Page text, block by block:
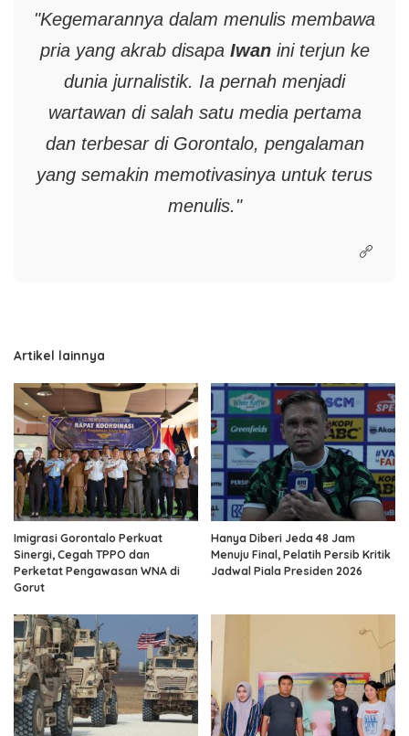
"Kegemarannya dalam menulis membawa
pria yang akrab disapa Iwanini terjun ke
dunia jurnalistik. Ia pernah menjadi
wartawan di salah satu media pertama
dan terbesar di Gorontalo, pengalaman
yang semakin memotivasinya untuk terus
menulis."
Artikel lainnya
Imigrasi Gorontalo Perkuat
Sinergi, Cegah TPPO dan
Perketat Pengawasan WNA di
Gorut
Hanya Diberi Jeda 48 Jam
Menuju Final, Pelatih Persib Kritik
Jadwal Piala Presiden 2026